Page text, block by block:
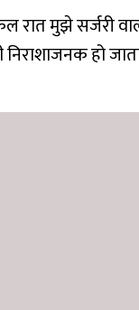
रात मुझे सर्जरी
हो